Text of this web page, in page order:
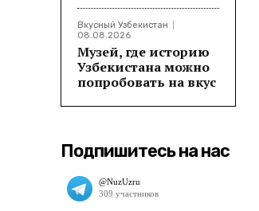
Вкусный Узбекистан
08.08.2026
Музей, где историю
Узбекистана можно
попробовать на вкус
Подпишитесь на нас